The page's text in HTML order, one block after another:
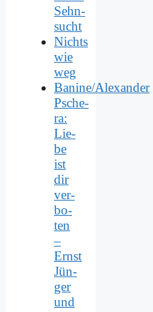
Sehn­
sucht
Nichts
wie
weg
Banine/Alexander
Psche­
ra:
Lie­
be
ist
dir
ver­
bo­
ten
–
Ernst
Jün­
ger
und